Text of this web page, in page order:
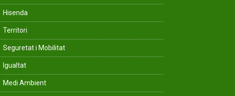
Hisenda
Territori
Seguretat i Mobilitat
Igualtat
Medi Ambient